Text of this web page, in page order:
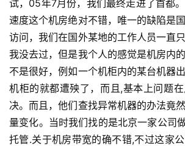
试，05年7月份，我们最终走进了首都
速度这个机房绝对不错，唯一的缺陷是
访问，我们在国外某地的工作人员一直
我没去过，但是我个人的感觉是机房内
不是很好，例如一个机柜内的某台机器
机柜的就都遭殃了，而且,基本上问题
决。而且，他们查找异常机器的办法竟
量变化。当时我们找的是北京一家公司
托管.关于机房带宽的确不错,不过这家